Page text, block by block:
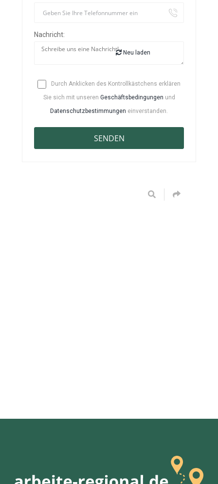
Nachricht:
Neu laden
Durch Anklicken des Kontrollkästchens erklären
Sie sich mit unseren Geschäftsbedingungen und
Datenschutzbestimmungen einverstanden.